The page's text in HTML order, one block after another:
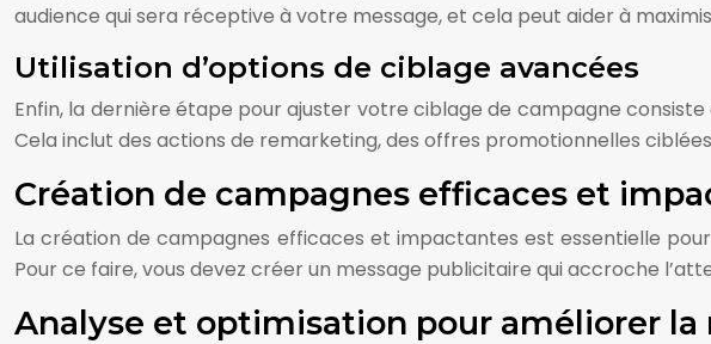
audience qui sera réceptive à votre message, et cela peut aider à
Utilisation d’options de ciblage avancées
Enfin, la dernière étape pour ajuster votre ciblage de campagne
Cela inclut des actions de remarketing, des offres promotionnelles
Création de campagnes efficaces et
La création de campagnes efficaces et impactantes est essentielle
Pour ce faire, vous devez créer un message publicitaire qui accroche
Analyse et optimisation pour améliorer